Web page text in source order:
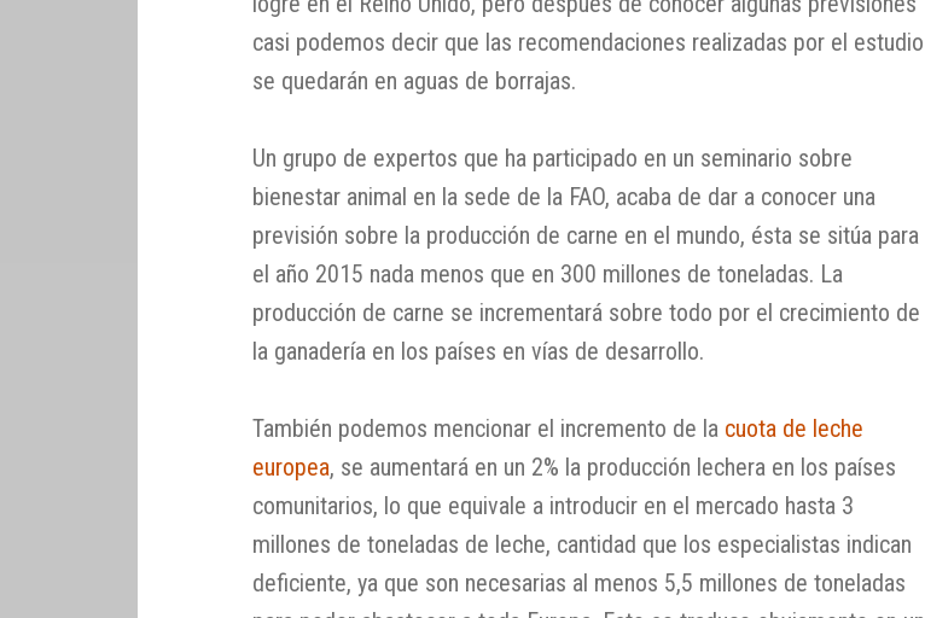
casi podemos decir que las recomendaciones realizadas por el estudio
se quedarán en aguas de borrajas.
Un grupo de expertos que ha participado en un seminario sobre
bienestar animal en la sede de la FAO, acaba de dar a conocer una
previsión sobre la producción de carne en el mundo, ésta se sitúa para
el año 2015 nada menos que en 300 millones de toneladas. La
producción de carne se incrementará sobre todo por el crecimiento de
la ganadería en los países en vías de desarrollo.
También podemos mencionar el incremento de la cuota de leche
europea, se aumentará en un 2% la producción lechera en los países
comunitarios, lo que equivale a introducir en el mercado hasta 3
millones de toneladas de leche, cantidad que los especialistas indican
deficiente, ya que son necesarias al menos 5,5 millones de toneladas